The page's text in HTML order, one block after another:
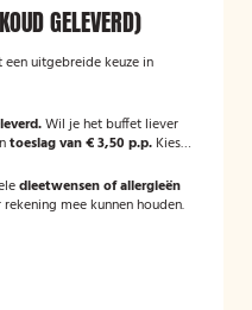
GELEVERD)
uitgebreide keuze in
Wil je het buffet liever
toeslag van € 3,50 p.p. Kies
dieetwensen of allergieën
mee kunnen houden.